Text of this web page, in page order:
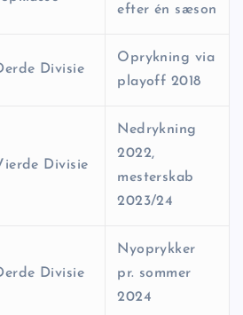
efter én sæson
Divisie
Oprykning via
playoff 2018
Divisie
Nedrykning
2022,
mesterskab
2023/24
Divisie
Nyoprykker
pr. sommer
2024